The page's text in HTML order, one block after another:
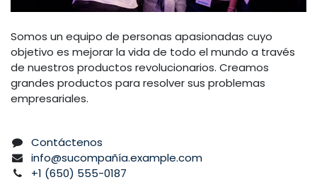
Somos un equipo de personas apasionadas cuyo
objetivo es mejorar la vida de todo el mundo a través
de nuestros productos revolucionarios. Creamos
grandes productos para resolver sus problemas
empresariales.
Contáctenos
info@sucompañía.example.com
+1 (650) 555-0187